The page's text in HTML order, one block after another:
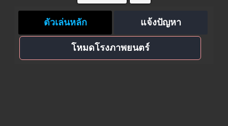
ตัวเล่นหลัก แจ้งปัญหา
โหมดโรงภาพยนตร์